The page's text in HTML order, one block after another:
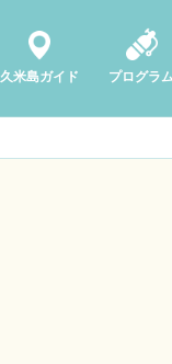
久米島ガイド プログラ